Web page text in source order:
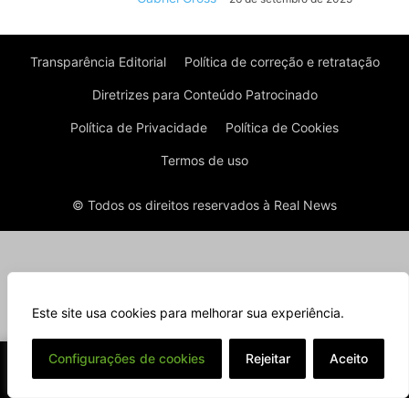
Este site usa cookies para melhorar sua experiência.
Configurações de cookies Rejeitar Aceito
Transparência Editorial Política de correção e retratação
Diretrizes para Conteúdo Patrocinado
Política de Privacidade Política de Cookies
Termos de uso
© Todos os direitos reservados à Real News